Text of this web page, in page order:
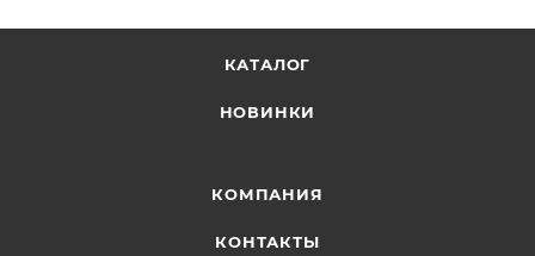
КАТАЛОГ
НОВИНКИ
КОМПАНИЯ
КОНТАКТЫ